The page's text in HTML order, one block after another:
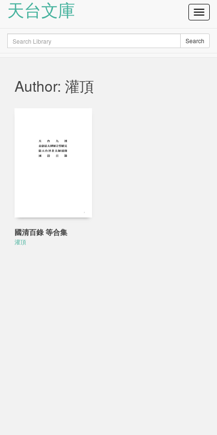
天台文庫
Search Search
Author: 灌頂
國清百錄 等合集
灌頂